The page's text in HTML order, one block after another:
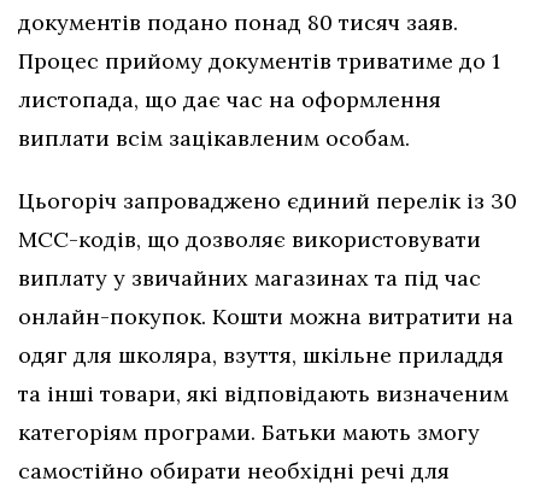
документів подано понад 80 тисяч заяв.
Процес прийому документів триватиме до 1
листопада, що дає час на оформлення
виплати всім зацікавленим особам.
Цьогоріч запроваджено єдиний перелік із 30
МСС-кодів, що дозволяє використовувати
виплату у звичайних магазинах та під час
онлайн-покупок. Кошти можна витратити на
одяг для школяра, взуття, шкільне приладдя
та інші товари, які відповідають визначеним
категоріям програми. Батьки мають змогу
самостійно обирати необхідні речі для